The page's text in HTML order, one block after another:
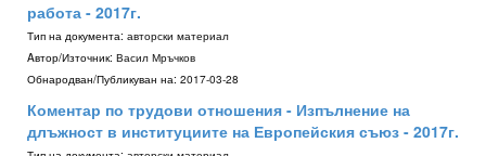
работа - 2017г.
Тип на документа: авторски материал
Aвтор/Източник: Васил Мръчков
Обнародван/Публикуван на: 2017-03-28
Коментар по трудови отношения - Изпълнение на
длъжност в институциите на Европейския съюз - 2017г.